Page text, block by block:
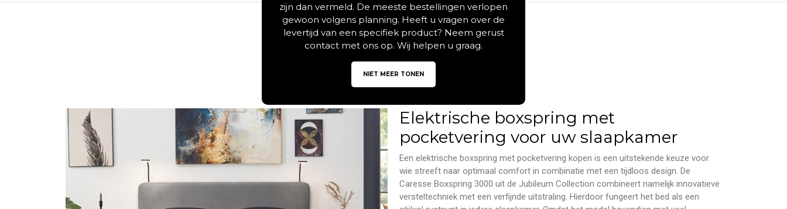
Beschrijving Aanvullende informatie
Elektrische boxspring met
pocketvering voor uw slaapkamer
Een elektrische boxspring met pocketvering kopen is een uitstekende keuze voor
wie streeft naar optimaal comfort in combinatie met een tijdloos design. De
Caresse Boxspring 3000 uit de Jubileum Collection combineert namelijk innovatieve
versteltechniek met een verfijnde uitstraling. Hierdoor fungeert het bed als een
zijn dan vermeld. De meeste bestellingen verlopen
gewoon volgens planning. Heeft u vragen over de
levertijd van een specifiek product? Neem gerust
contact met ons op. Wij helpen u graag.
NIET MEER TONEN